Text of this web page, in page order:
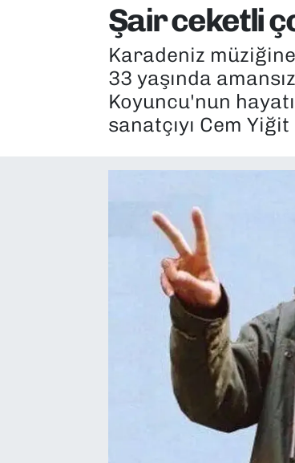
Şair ceketli
Karadeniz
33 yaşında
Koyuncu'nun
sanatçıyı Cem
EKONOMİ
KÜLTÜR SANAT
MAGAZİN
POLİTİKA
YEREL YÖNETİMLER
Tüm Manşetler
Son Dakika Haberleri
Haber Arşivi